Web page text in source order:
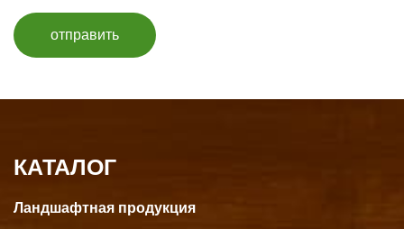
отправить
КАТАЛОГ
Ландшафтная продукция